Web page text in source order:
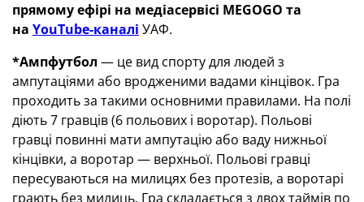
прямому ефірі на медіасервісі MEGOGO та
на YouTube-каналі УАФ.
*Ампфутбол — це вид спорту для людей з
ампутаціями або вродженими вадами кінцівок. Гра
проходить за такими основними правилами. На полі
діють 7 гравців (6 польових і воротар). Польові
гравці повинні мати ампутацію або ваду нижньої
кінцівки, а воротар — верхньої. Польові гравці
пересуваються на милицях без протезів, а воротарі
грають без милиць. Гра складається з двох таймів по